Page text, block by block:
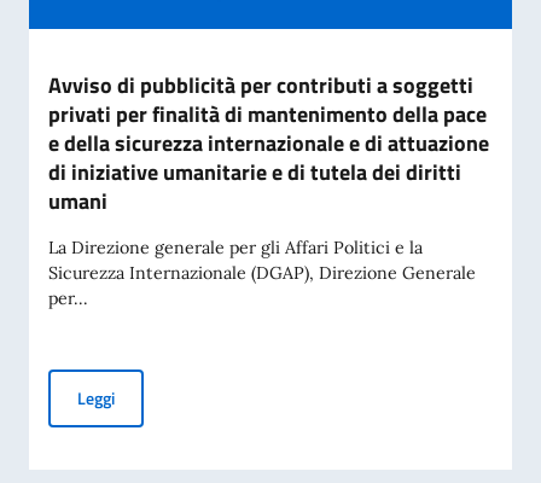
Avviso di pubblicità per contributi a soggetti
privati per finalità di mantenimento della pace
e della sicurezza internazionale e di attuazione
di iniziative umanitarie e di tutela dei diritti
umani
La Direzione generale per gli Affari Politici e la
Sicurezza Internazionale (DGAP), Direzione Generale
per...
LeggiAvviso di pubblicità per contributi a soggetti privati per